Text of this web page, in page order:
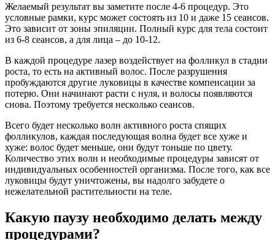
Желаемый результат вы заметите после 4-6 процедур. Это
условные рамки, курс может состоять из 10 и даже 15 сеансов.
Это зависит от зоны эпиляции. Полный курс для тела состоит
из 6-8 сеансов, а для лица – до 10-12.
В каждой процедуре лазер воздействует на фолликул в стадии
роста, то есть на активный волос. После разрушения
пробуждаются другие луковицы в качестве компенсации за
потерю. Они начинают расти с нуля, и волосы появляются
снова. Поэтому требуется несколько сеансов.
Всего будет несколько волн активного роста спящих
фолликулов, каждая последующая волна будет все хуже и
хуже: волос будет меньше, они будут тоньше по цвету.
Количество этих волн и необходимые процедуры зависят от
индивидуальных особенностей организма. После того, как все
луковицы будут уничтожены, вы надолго забудете о
нежелательной растительности на теле.
Какую паузу необходимо делать между
процедурами?